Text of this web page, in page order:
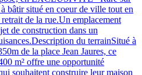
bâtir situé en coeur de ville tout en
de la rue.Un emplacement
de construction dans un
du terrainSitué à
de la place Jean Jaures, ce
m² offre une opportunité
souhaitent construire leur maison